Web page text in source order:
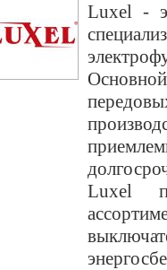
Luxel -
Luxel